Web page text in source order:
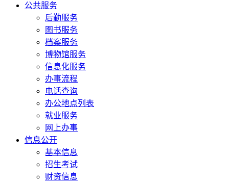
公共服务
后勤服务
图书服务
档案服务
博物馆服务
信息化服务
办事流程
电话查询
办公地点列表
就业服务
网上办事
信息公开
基本信息
招生考试
财资信息